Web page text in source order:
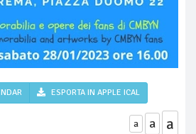
ESPORTA IN APPLE ICAL
a a a